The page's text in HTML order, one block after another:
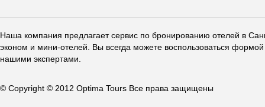
Наша компания предлагает сервис по бронированию отелей в
эконом и мини-отелей. Вы всегда можете воспользоваться
нашими экспертами.
© Copyright © 2012 Optima Tours Все права защищены